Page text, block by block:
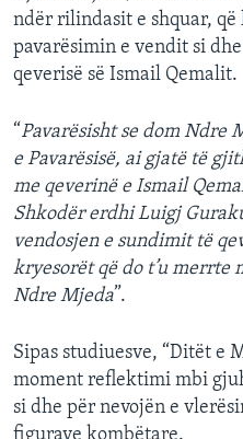
ndër rilindasit e shquar, që
pavarësimin e vendit si
qeverisë së Ismail Qemalit.
“Pavarësisht se dom Ndre
e Pavarësisë, ai gjatë të
me qeverinë e Ismail
Shkodër erdhi Luigj
vendosjen e sundimit të
kryesorët që do t’u merrte
Ndre Mjeda”.
Sipas studiuesve, “Ditët e
moment reflektimi mbi
si dhe për nevojën e